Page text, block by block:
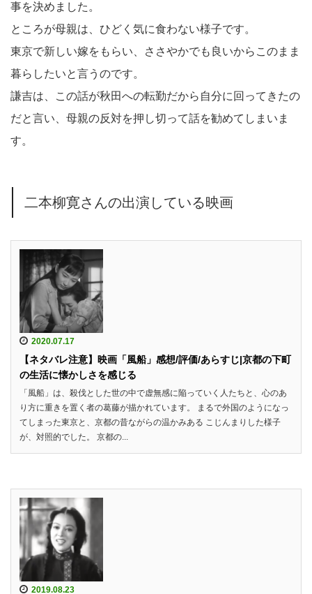
事を決めました。
ところが母親は、ひどく気に食わない様子です。
東京で新しい嫁をもらい、ささやかでも良いからこのまま
暮らしたいと言うのです。
謙吉は、この話が秋田への転勤だから自分に回ってきたの
だと言い、母親の反対を押し切って話を勧めてしまいま
す。
二本柳寛さんの出演している映画
2020.07.17
【ネタバレ注意】映画「風船」感想/評価/あらすじ|京都の下町
の生活に懐かしさを感じる
「風船」は、殺伐とした世の中で虚無感に陥っていく人たちと、心のあ
り方に重きを置く者の葛藤が描かれています。 まるで外国のようになっ
てしまった東京と、京都の昔ながらの温かみある こじんまりした様子
が、対照的でした。 京都の...
2019.08.23